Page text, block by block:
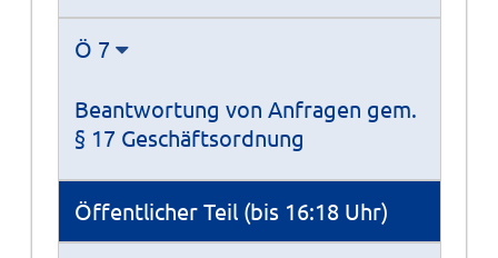
Ö 7
Beantwortung von Anfragen gem.
§ 17 Geschäftsordnung
Öffentlicher Teil (bis 16:18 Uhr)